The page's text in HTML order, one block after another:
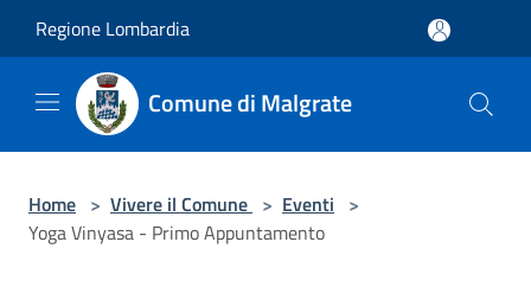
Regione Lombardia
Comune di Malgrate
Home > Vivere il Comune > Eventi >
Yoga Vinyasa - Primo Appuntamento